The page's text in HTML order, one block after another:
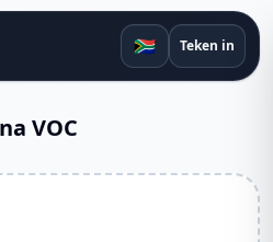
🇿🇦 Teken in
VOC